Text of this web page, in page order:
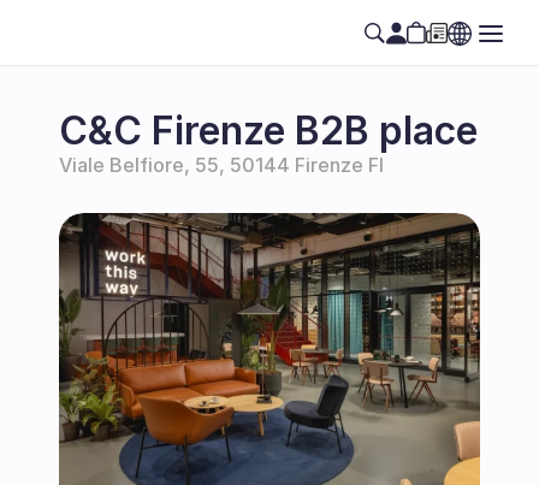
C&C Firenze B2B place
Viale Belfiore, 55, 50144 Firenze FI